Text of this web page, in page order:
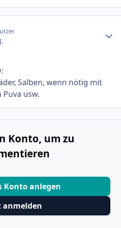
Salben, wenn nötig mit
usw.
Konto, um zu
Konto anlegen
anmelden